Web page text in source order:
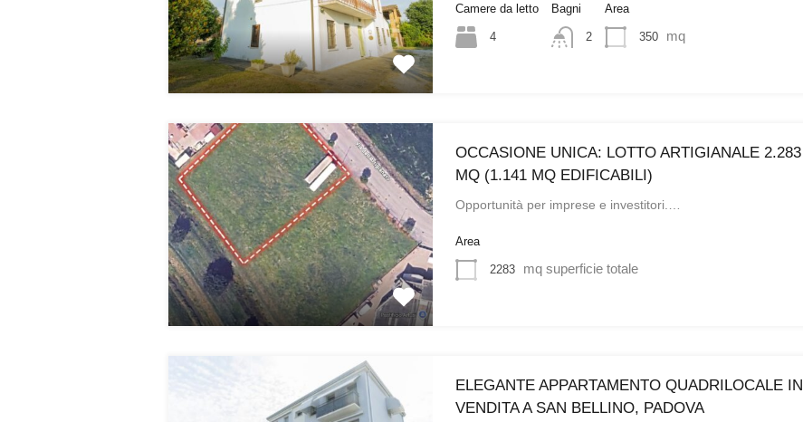
Camere da letto
4
Bagni
2
Area
350 mq
OCCASIONE UNICA: LOTTO ARTIGIANALE 2.283
MQ (1.141 MQ EDIFICABILI)
Opportunità per imprese e investitori.…
Area
2283 mq superficie totale
ELEGANTE APPARTAMENTO QUADRILOCALE IN
VENDITA A SAN BELLINO, PADOVA